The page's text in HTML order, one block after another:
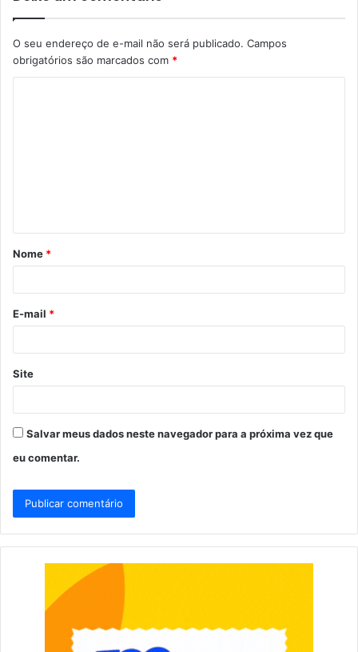
O seu endereço de e-mail não será publicado. Campos
obrigatórios são marcados com *
á
r
*
Nome *
E-mail *
Site
Salvar meus dados neste navegador para a próxima vez que
eu comentar.